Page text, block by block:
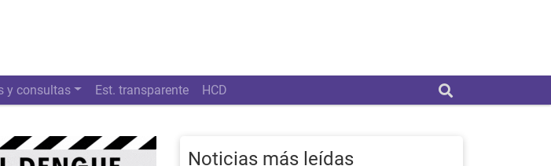
y consultas Est. transparente HCD
Noticias más leídas